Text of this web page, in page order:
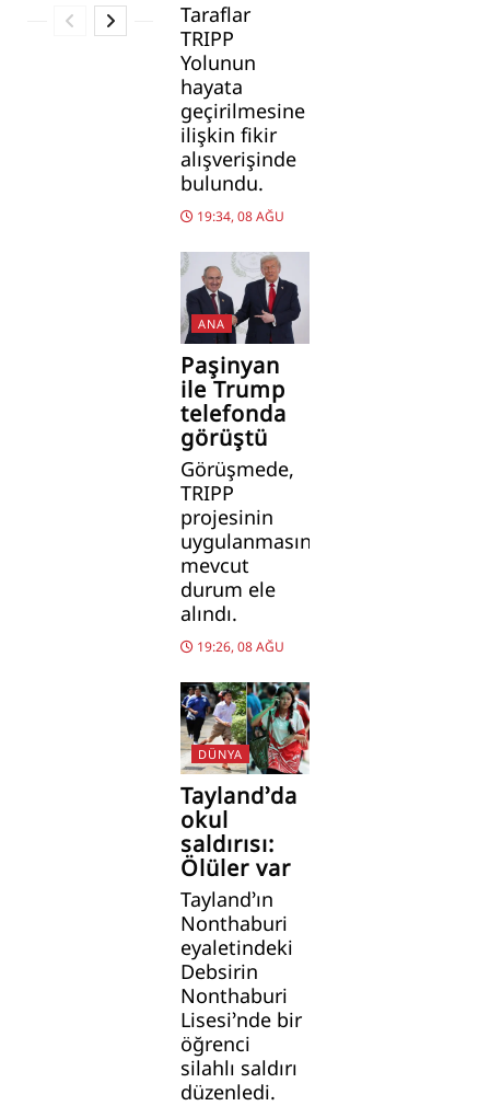
Taraflar
TRIPP
Yolunun
hayata
geçirilmesine
ilişkin fikir
alışverişinde
bulundu.
19:34, 08 AĞU
ANA
Paşinyan
ile Trump
telefonda
görüştü
Görüşmede,
TRIPP
projesinin
uygulanmasındaki
mevcut
durum ele
alındı.
19:26, 08 AĞU
DÜNYA
Tayland’da
okul
saldırısı:
Ölüler var
Tayland’ın
Nonthaburi
eyaletindeki
Debsirin
Nonthaburi
Lisesi’nde bir
öğrenci
silahlı saldırı
düzenledi.